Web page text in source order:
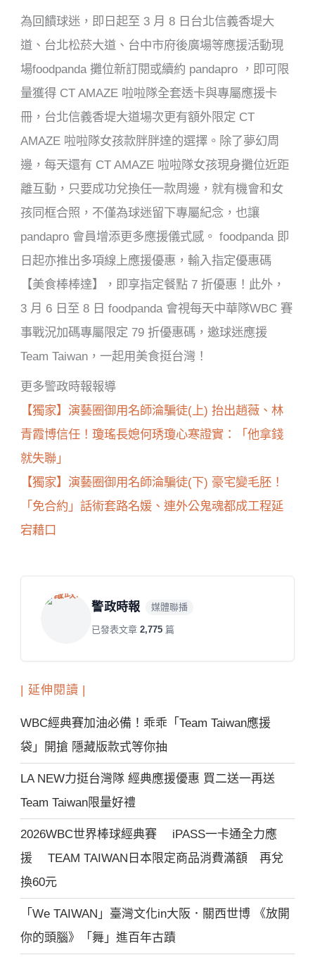
為回饋球迷，即日起至 3 月 8 日台北信義香堤大
道、台北松菸大道、台中市府後廣場等應援活動現
場foodpanda 攤位新訂閱或續約 pandapro ，即可限
量獲得 CT AMAZE 啦啦隊全套透卡與專屬應援卡
冊，台北信義香堤大道場次更有額外限定 CT
AMAZE 啦啦隊女孩款胖胖達的選擇。除了夢幻周
邊，每天還有 CT AMAZE 啦啦隊女孩現身攤位近距
離互動，只要成功兌換任一款周邊，就有機會和女
孩同框合照，不僅為球迷留下專屬紀念，也讓
pandapro 會員增添更多應援儀式感。 foodpanda 即
日起亦推出多項線上應援優惠，輸入指定優惠碼
【美食棒棒達】，即享指定餐點 7 折優惠！此外，
3 月 6 日至 8 日 foodpanda 會視每天中華隊WBC 賽
事戰況加碼專屬限定 79 折優惠碼，邀球迷應援
Team Taiwan，一起用美食挺台灣！
更多警政時報報導
【獨家】演藝圈御用名師淪騙徒(上) 抬出趙薇、林
青霞博信任！瓊瑤長媳何琇瓊心寒證實：「他拿錢
就失聯」
【獨家】演藝圈御用名師淪騙徒(下) 豪宅變毛胚！
「免合約」話術套路名媛、連外公鬼魂都成工程延
宕藉口
警政時報 媒體聯播
已發表文章2,775 篇
| 延伸閱讀 |
WBC經典賽加油必備！乖乖「Team Taiwan應援
袋」開搶 隱藏版款式等你抽
LA NEW力挺台灣隊 經典應援優惠 買二送一再送
Team Taiwan限量好禮
2026WBC世界棒球經典賽 iPASS一卡通全力應
援 TEAM TAIWAN日本限定商品消費滿額 再兌
換60元
「We TAIWAN」臺灣文化in大阪．關西世博 《放開
你的頭腦》「舞」進百年古蹟